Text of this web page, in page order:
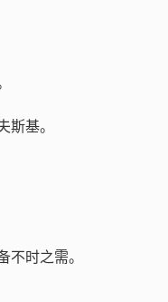
斯基。
不时之需。